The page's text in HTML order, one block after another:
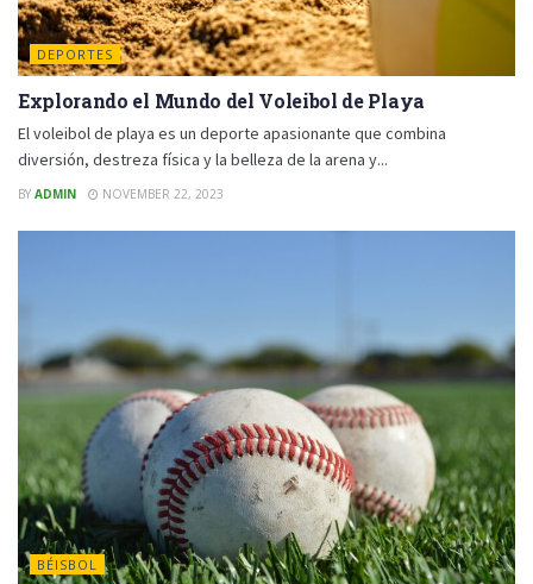
DEPORTES
Explorando el Mundo del Voleibol de Playa
El voleibol de playa es un deporte apasionante que combina
diversión, destreza física y la belleza de la arena y...
BY ADMIN NOVEMBER 22, 2023
BÉISBOL